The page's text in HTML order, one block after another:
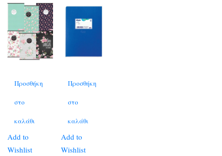
Προσθήκη
στο
καλάθι
Add to
Wishlist
Προσθήκη
στο
καλάθι
Add to
Wishlist